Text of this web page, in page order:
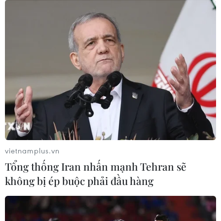
#Người Việt Nam ưu tiên dùng hàng Việt Nam
#hàng Việt Nam
#bán lẻ
Theo dõi VietnamPlus
TIN LIÊN QUAN
vietnamplus.vn
Tổng thống Iran nhấn mạnh Tehran sẽ
không bị ép buộc phải đầu hàng